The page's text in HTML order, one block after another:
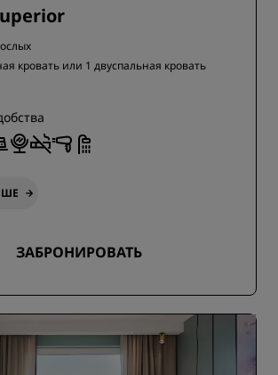
кровать или 1 двуспальная кровать
ЗАБРОНИРОВАТЬ